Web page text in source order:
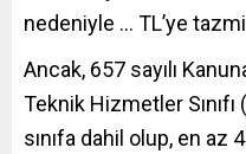
nedeniyle … TL’ye
Ancak, 657 sayılı
Teknik Hizmetler Sınıfı
sınıfa dahil olup, en az